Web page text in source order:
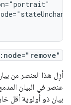
أزِل هذا العنصر من
عنصر في البيان
بيان ذو أولوية أقل